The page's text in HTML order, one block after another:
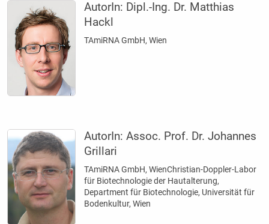
AutorIn: Dipl.-Ing. Dr. Matthias
Hackl
TAmiRNA GmbH, Wien
AutorIn:Assoc. Prof. Dr. Johannes
Grillari
TAmiRNA GmbH, WienChristian-Doppler-Labor
für Biotechnologie der Hautalterung,
Department für Biotechnologie, Universität für
Bodenkultur, Wien